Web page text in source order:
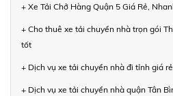
+ Xe Tải Chở Hàng Quận 5 Giá Rẻ,
+ Cho thuê xe tải chuyển nhà trọn gói
tốt
+ Dịch vụ xe tải chuyển nhà đi tỉnh giá
+ Dịch vụ xe tải chuyển nhà quận Tân